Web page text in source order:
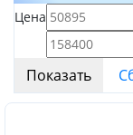
Цена